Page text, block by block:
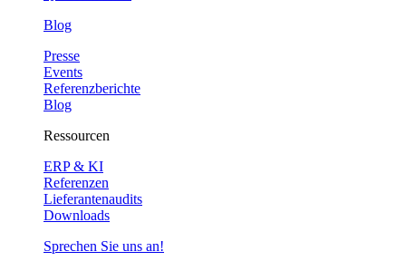
Blog
Presse
Events
Referenzberichte
Blog
Ressourcen
ERP & KI
Referenzen
Lieferantenaudits
Downloads
Sprechen Sie uns an!